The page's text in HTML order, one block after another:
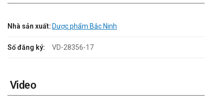
Nhà sản xuất: Dược phẩm Bắc Ninh
Số đăng ký: VD-28356-17
Video